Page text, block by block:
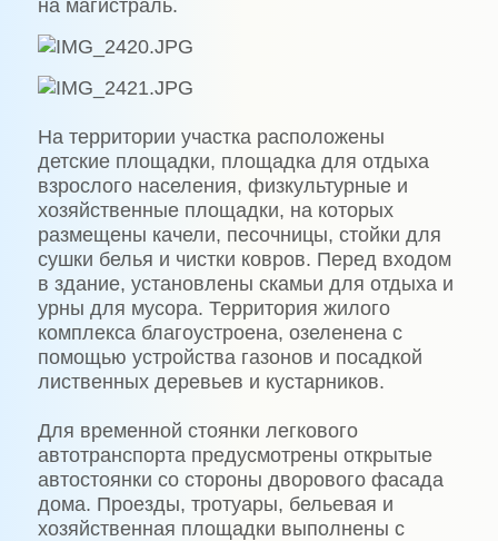
на магистраль.
На территории участка расположены
детские площадки, площадка для отдыха
взрослого населения, физкультурные и
хозяйственные площадки, на которых
размещены качели, песочницы, стойки для
сушки белья и чистки ковров. Перед входом
в здание, установлены скамьи для отдыха и
урны для мусора. Территория жилого
комплекса благоустроена, озеленена с
помощью устройства газонов и посадкой
лиственных деревьев и кустарников.
Для временной стоянки легкового
автотранспорта предусмотрены открытые
автостоянки со стороны дворового фасада
дома. Проезды, тротуары, бельевая и
хозяйственная площадки выполнены с